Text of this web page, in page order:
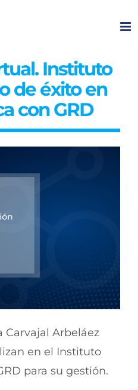
Instituto
de éxito en
con GRD
Carvajal Arbeláez
en el Instituto
para su gestión.